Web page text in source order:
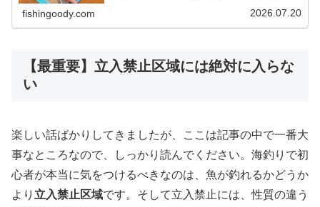
fishingoody.com 2026.07.20
【最重要】立入禁止区域には絶対に入らな
い
楽しい話ばかりしてきましたが、ここは記事の中で一番大
事なところなので、しっかり読んでください。海釣りで初
心者が本当に気をつけるべきなのは、魚が釣れるかどうか
より 立入禁止区域です。そして立入禁止には、性質の違う